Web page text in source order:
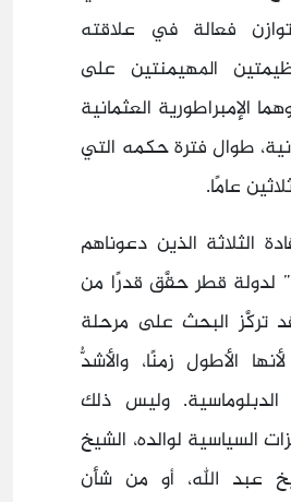
توازن فعالة في علاقته
المهيمنتين على
الإمبراطورية العثمانية
طوال فترة حكمه التي
عامًا.
الثلاثة الذين دعوناهم
لدولة قطر حقَّق قدرًا من
تركَّز البحث على مرحلة
الأطول زمنًا، والأشدُّ
الدبلوماسية. وليس ذلك
السياسية لوالده، الشيخ
عبد الله، أو من شأن